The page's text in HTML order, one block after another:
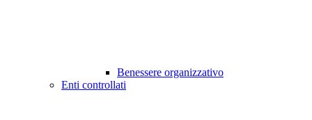
Benessere organizzativo
Enti controllati